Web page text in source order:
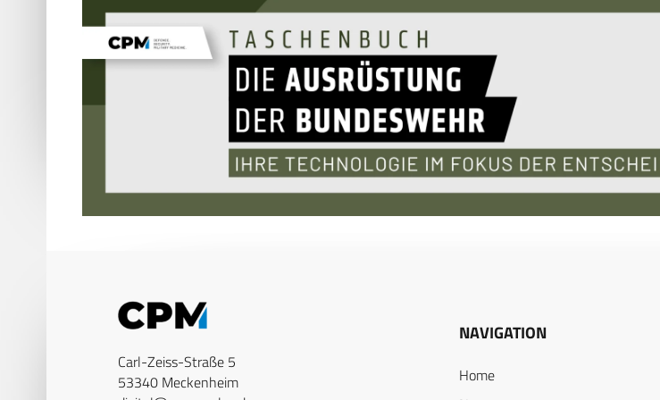
Carl-Zeiss-Straße 5
53340 Meckenheim
NAVIGATION
Home